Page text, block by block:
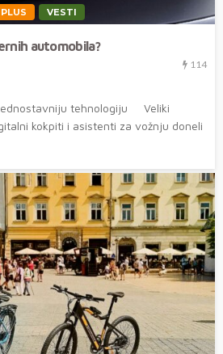
VESTI
automobila?
114
tehnologiju Veliki
kokpiti i asistenti za vožnju doneli